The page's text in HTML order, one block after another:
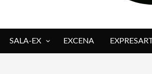
JOFRE BARDAGÍ EN EXVITA
SALA-EX EXCENA